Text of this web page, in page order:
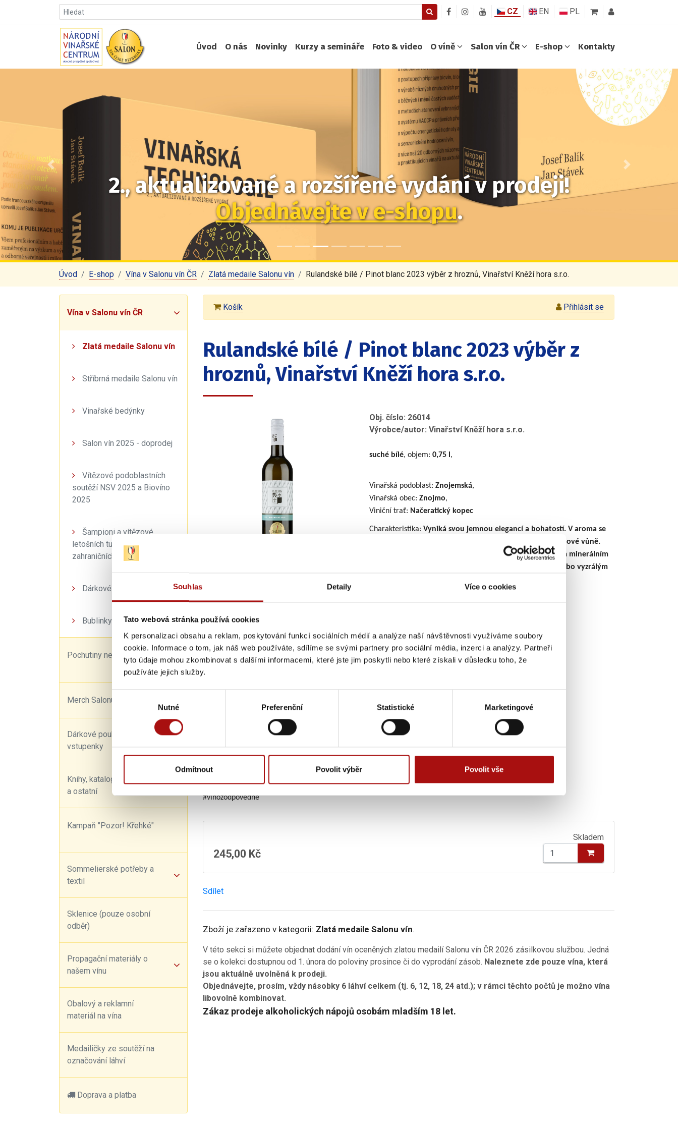
Souhlas Detaily Více o cookies
Tato webová stránka používá cookies
K personalizaci obsahu a reklam, poskytování funkcí sociálních médií a analýze naší návštěvnosti využíváme soubory
cookie. Informace o tom, jak náš web používáte, sdílíme se svými partnery pro sociální média, inzerci a analýzy. Partneři
tyto údaje mohou zkombinovat s dalšími informacemi, které jste jim poskytli nebo které získali v důsledku toho, že
používáte jejich služby.
Nutné Preferenční Statistické Marketingové
Odmítnout Povolit výběr Povolit vše
CZ EN PL
Úvod O nás Novinky Kurzy a semináře Foto & video O víně Salon vín ČR E-shop Kontakty
2., aktualizované a rozšířené vydání v prodeji!
Objednávejte v e-shopu.
Předchozí Další
Úvod E-shop Vína v Salonu vín ČR Zlatá medaile Salonu vín Rulandské bílé / Pinot blanc 2023 výběr z hroznů, Vinařství Kněží hora s.r.o.
Vína v Salonu vín ČR
Zlatá medaile Salonu vín
Stříbrná medaile Salonu vín
Vinařské bedýnky
Salon vín 2025 - doprodej
Vítězové podoblastních
soutěží NSV 2025 a Biovíno
2025
Šampioni a vítězové
letošních tuzemských a
zahraničních soutěží
Dárkové balíčky
Bublinky
Pochutiny nejen k vínu
Merch Salonu vín
Dárkové poukazy a
vstupenky
Knihy, katalogy, kalendáře
a ostatní
Kampaň "Pozor! Křehké"
Sommelierské potřeby a
textil
Sklenice (pouze osobní
odběr)
Propagační materiály o
našem vínu
Obalový a reklamní
materiál na vína
Medailičky ze soutěží na
označování láhví
Doprava a platba
Košík Přihlásit se
Rulandské bílé / Pinot blanc 2023 výběr z
hroznů, Vinařství Kněží hora s.r.o.
Obj. číslo: 26014
Výrobce/autor: Vinařství Kněží hora s.r.o.
suché bílé, objem: 0,75 l,
Vinařská podoblast: Znojemská,
Vinařská obec: Znojmo,
Viniční trať: Načeratický kopec
Charakteristika: Vyniká svou jemnou elegancí a bohatostí. V aroma se
snoubí tóny zralých jablek, hrušek a nádech jemné květinové vůně.
Chuť je plná, harmonická, s příjemnou svěžestí a dlouhým minerálním
závěrem. Skvělé jako doprovod k rybám, bílému masu nebo vyzrálým
Dosažená ocenění:
Obsah zbytkového cukru (g/l):2,2
Obsah kyselin (g/l):6,6
Obsah alkoholu (% obj.):14,0
Bezcukerný extrakt (g/l):
Cukernatost moštu (°NM):24,2
Víno z České republiky
Vinařská oblastMorava
#vinozodpovedne
Skladem
245,00 Kč
Sdílet
Zboží je zařazeno v kategorii: Zlatá medaile Salonu vín.
V této sekci si můžete objednat dodání vín oceněných zlatou medailí Salonu vín ČR 2026 zásilkovou službou. Jedná
se o kolekci dostupnou od 1. února do poloviny prosince či do vyprodání zásob. Naleznete zde pouze vína, která
jsou aktuálně uvolněná k prodeji.
Objednávejte, prosím, vždy násobky 6 láhví celkem (tj. 6, 12, 18, 24 atd.); v rámci těchto počtů je možno vína
libovolně kombinovat.
Zákaz prodeje alkoholických nápojů osobám mladším 18 let.